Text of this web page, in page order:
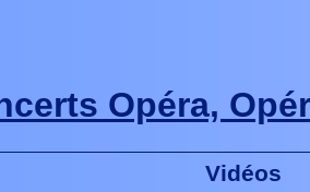
Opéra,
Vidéos